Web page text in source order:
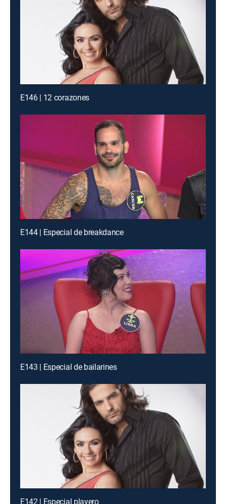
E146 | 12 corazones
E144 | Especial de breakdance
E143 | Especial de bailarines
E142 | Especial playero